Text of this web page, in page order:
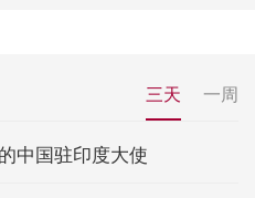
三天 一周
中国驻印度大使